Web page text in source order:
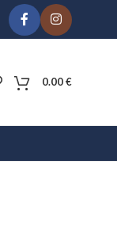
0.00€